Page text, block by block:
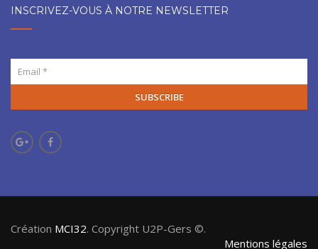
INSCRIVEZ-VOUS À NOTRE NEWSLETTER
SUBSCRIBE
Création MCI32. Copyright U2P-Gers ©.
Mentions légales